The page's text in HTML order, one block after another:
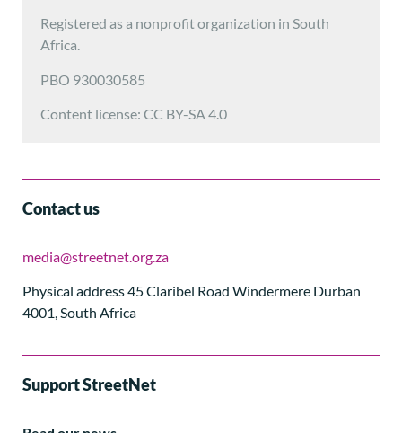
Registered as a nonprofit organization in South
Africa.
PBO 930030585
Content license: CC BY-SA 4.0
Contact us
media@streetnet.org.za
Physical address 45 Claribel Road Windermere Durban
4001, South Africa
Support StreetNet